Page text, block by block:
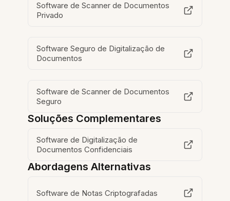
Software de Scanner de Documentos
Privado
Software Seguro de Digitalização de
Documentos
Software de Scanner de Documentos
Seguro
Soluções Complementares
Software de Digitalização de
Documentos Confidenciais
Abordagens Alternativas
Software de Notas Criptografadas